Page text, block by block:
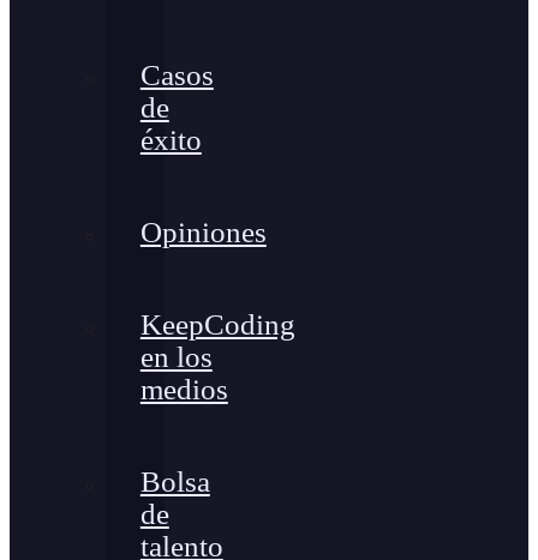
Casos
de
éxito
Opiniones
KeepCoding
en los
medios
Bolsa
de
talento